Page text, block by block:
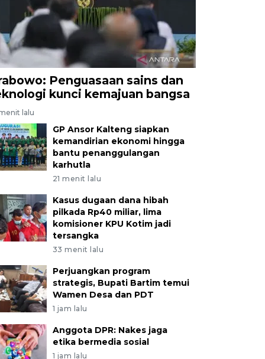
Penguasaan sains dan
kunci kemajuan bangsa
lalu
GP Ansor Kalteng siapkan
kemandirian ekonomi hingga
bantu penanggulangan
karhutla
21 menit lalu
Kasus dugaan dana hibah
pilkada Rp40 miliar, lima
komisioner KPU Kotim jadi
tersangka
33 menit lalu
Perjuangkan program
strategis, Bupati Bartim temui
Wamen Desa dan PDT
1 jam lalu
Anggota DPR: Nakes jaga
etika bermedia sosial
1 jam lalu